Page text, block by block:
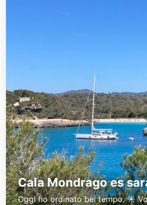
Cala Mondrago es
Oggi ho ordinato bel tempo. ☀️